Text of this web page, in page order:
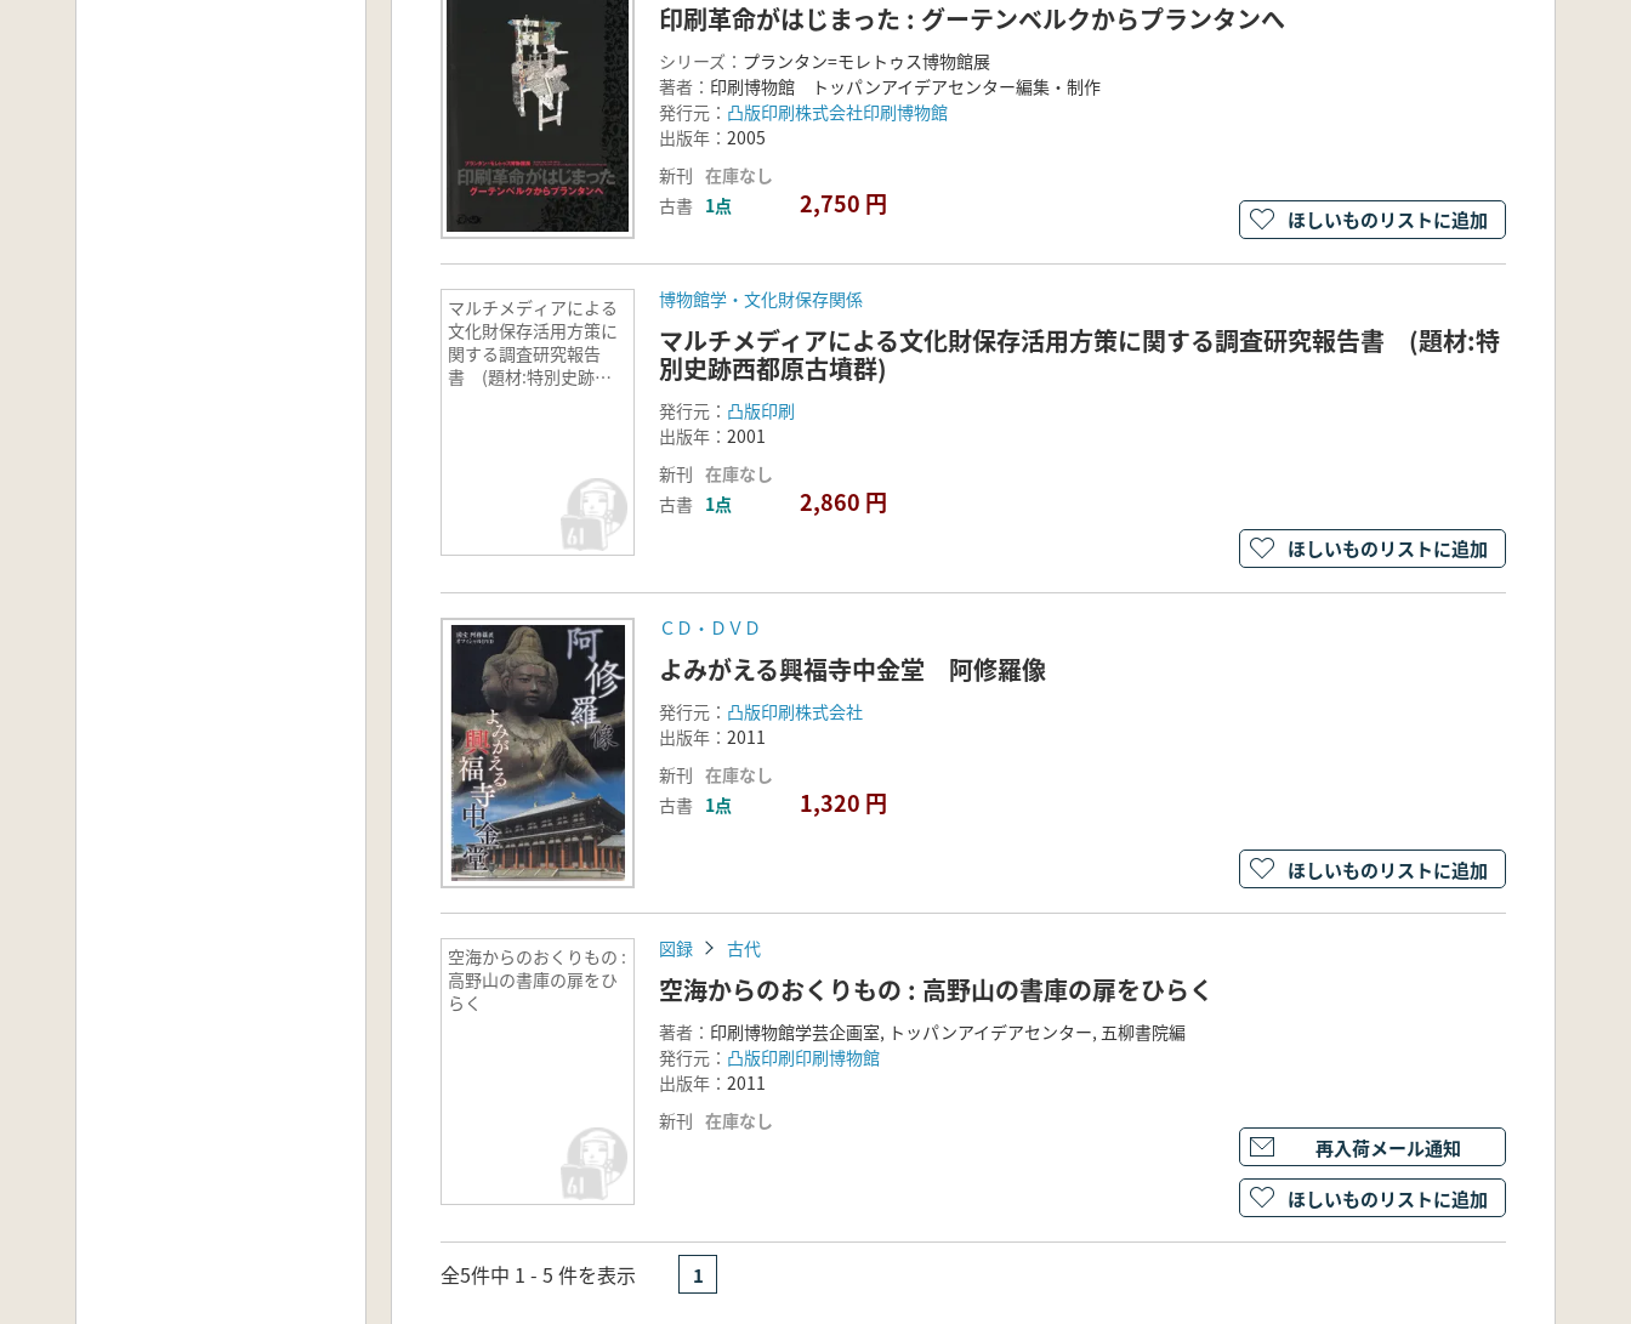
印刷革命がはじまった : グーテンベルクからプランタンへ
シリーズ： プランタン=モレトゥス博物館展
著者： 印刷博物館 トッパンアイデアセンター編集・制作
発行元： 凸版印刷株式会社印刷博物館
出版年： 2005
新刊 在庫なし
古書 1点 2,750 円
ほしいものリストに追加
マルチメディアによる
文化財保存活用方策に
関する調査研究報告
書 (題材:特別史跡西
博物館学・文化財保存関係
マルチメディアによる文化財保存活用方策に関する調査研究報告書 (題材:特
別史跡西都原古墳群)
発行元： 凸版印刷
出版年： 2001
新刊 在庫なし
古書 1点 2,860 円
ほしいものリストに追加
ＣＤ・ＤＶＤ
よみがえる興福寺中金堂 阿修羅像
発行元： 凸版印刷株式会社
出版年： 2011
新刊 在庫なし
古書 1点 1,320 円
ほしいものリストに追加
空海からのおくりもの :
高野山の書庫の扉をひ
らく
図録 古代
空海からのおくりもの : 高野山の書庫の扉をひらく
著者： 印刷博物館学芸企画室, トッパンアイデアセンター, 五柳書院編
発行元： 凸版印刷印刷博物館
出版年： 2011
新刊 在庫なし
再入荷メール通知
ほしいものリストに追加
全5件中 1 - 5 件を表示 1